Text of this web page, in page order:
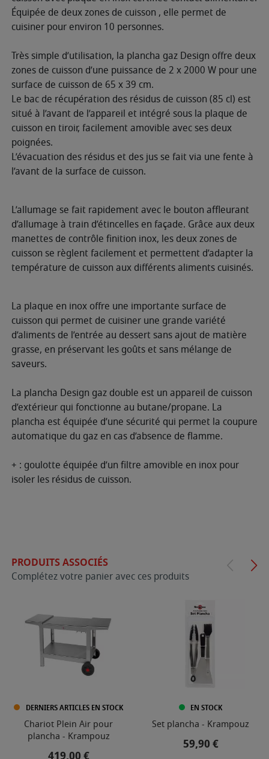
Équipée de deux zones de cuisson , elle permet de
cuisiner pour environ 10 personnes.
Très simple d’utilisation, la plancha gaz Design offre deux
zones de cuisson d’une puissance de 2 x 2000 W pour une
surface de cuisson de 65 x 39 cm.
Le bac de récupération des résidus de cuisson (85 cl) est
situé à l’avant de l’appareil et intégré sous la plaque de
cuisson en tiroir, facilement amovible avec ses deux
poignées.
L’évacuation des résidus et des jus se fait via une fente à
l’avant de la surface de cuisson.
L’allumage se fait rapidement avec le bouton affleurant
d’allumage à train d’étincelles en façade. Grâce aux deux
manettes de contrôle finition inox, les deux zones de
cuisson se règlent facilement et permettent d’adapter la
température de cuisson aux différents aliments cuisinés.
La plaque en inox offre une importante surface de
cuisson qui permet de cuisiner une grande variété
d’aliments de l’entrée au dessert sans ajout de matière
grasse, en préservant les goûts et sans mélange de
saveurs.
La plancha Design gaz double est un appareil de cuisson
d’extérieur qui fonctionne au butane/propane. La
plancha est équipée d’une sécurité qui permet la coupure
automatique du gaz en cas d’absence de flamme.
+ : goulotte équipée d’un filtre amovible en inox pour
isoler les résidus de cuisson.
PRODUITS ASSOCIÉS
Complétez votre panier avec ces produits
DERNIERS ARTICLES EN STOCK
Chariot Plein Air pour
plancha - Krampouz
Prix
EN STOCK
Set plancha - Krampouz
Prix
59,90 €